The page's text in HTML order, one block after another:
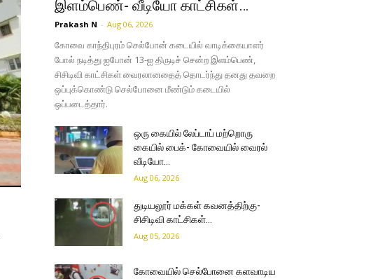
இளம்பெண்- வீடியோ காட்சிகள்…
Prakash N - Aug 06, 2026
கோவை காந்திபுரம் செல்போன் கடையில் வாடிக்கையாளர்
போல் நடித்து ஐபோன் 13-ஐ திருடிச் சென்ற இளம்பெண்,
சிசிடிவி காட்சிகள் வைரலானதைத் தொடர்ந்து தனது தவறை
ஒப்புக்கொண்டு செல்போனை மீண்டும் கடையில்
ஒப்படைத்தார்.
ஒரு கையில் லேப்டாப் மற்றொரு
கையில் பைக்- கோவையில் வைரல்
வீடியோ…
Aug 06, 2026
துடியலூர் மக்கள் கவனத்திற்கு-
சிசிடிவி காட்சிகள்…
Aug 05, 2026
கோவையில் செல்போனை களவாடிய